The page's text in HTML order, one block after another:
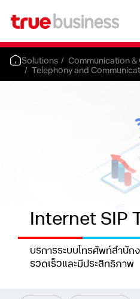
Solutions Communication
Telephony and
Internet SIP
บริการระบบโทรศัพท์สำนัก
รวดเร็วและมีประสิทธิภาพ